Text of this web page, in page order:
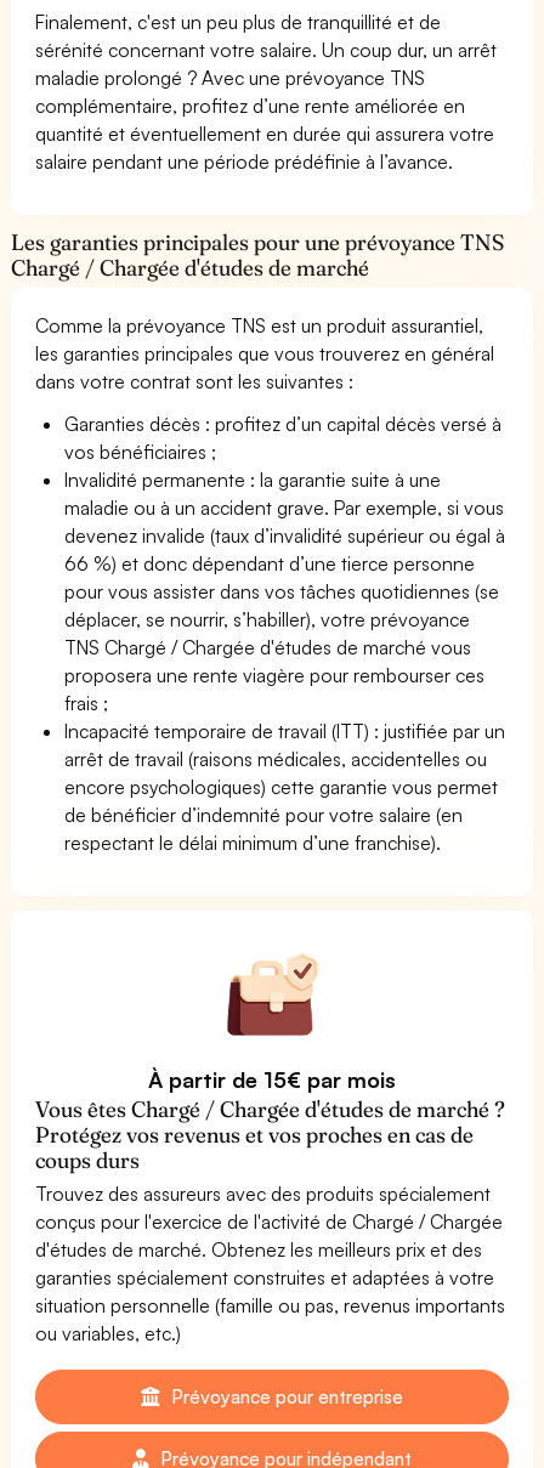
Finalement, c'est un peu plus de tranquillité et de
sérénité concernant votre salaire. Un coup dur, un arrêt
maladie prolongé ? Avec une prévoyance TNS
complémentaire, profitez d’une rente améliorée en
quantité et éventuellement en durée qui assurera votre
salaire pendant une période prédéfinie à l’avance.
Les garanties principales pour une prévoyance TNS
Chargé / Chargée d'études de marché
Comme la prévoyance TNS est un produit assurantiel,
les garanties principales que vous trouverez en général
dans votre contrat sont les suivantes :
Garanties décès : profitez d’un capital décès versé à
vos bénéficiaires ;
Invalidité permanente : la garantie suite à une
maladie ou à un accident grave. Par exemple, si vous
devenez invalide (taux d’invalidité supérieur ou égal à
66 %) et donc dépendant d’une tierce personne
pour vous assister dans vos tâches quotidiennes (se
déplacer, se nourrir, s’habiller), votre prévoyance
TNS Chargé / Chargée d'études de marché vous
proposera une rente viagère pour rembourser ces
frais ;
Incapacité temporaire de travail (ITT) : justifiée par un
arrêt de travail (raisons médicales, accidentelles ou
encore psychologiques) cette garantie vous permet
de bénéficier d’indemnité pour votre salaire (en
respectant le délai minimum d’une franchise).
À partir de 15€ par mois
Vous êtes Chargé / Chargée d'études de marché ?
Protégez vos revenus et vos proches en cas de
coups durs
Trouvez des assureurs avec des produits spécialement
conçus pour l'exercice de l'activité de Chargé / Chargée
d'études de marché. Obtenez les meilleurs prix et des
garanties spécialement construites et adaptées à votre
situation personnelle (famille ou pas, revenus importants
ou variables, etc.)
Prévoyance pour entreprise
Prévoyance pour indépendant